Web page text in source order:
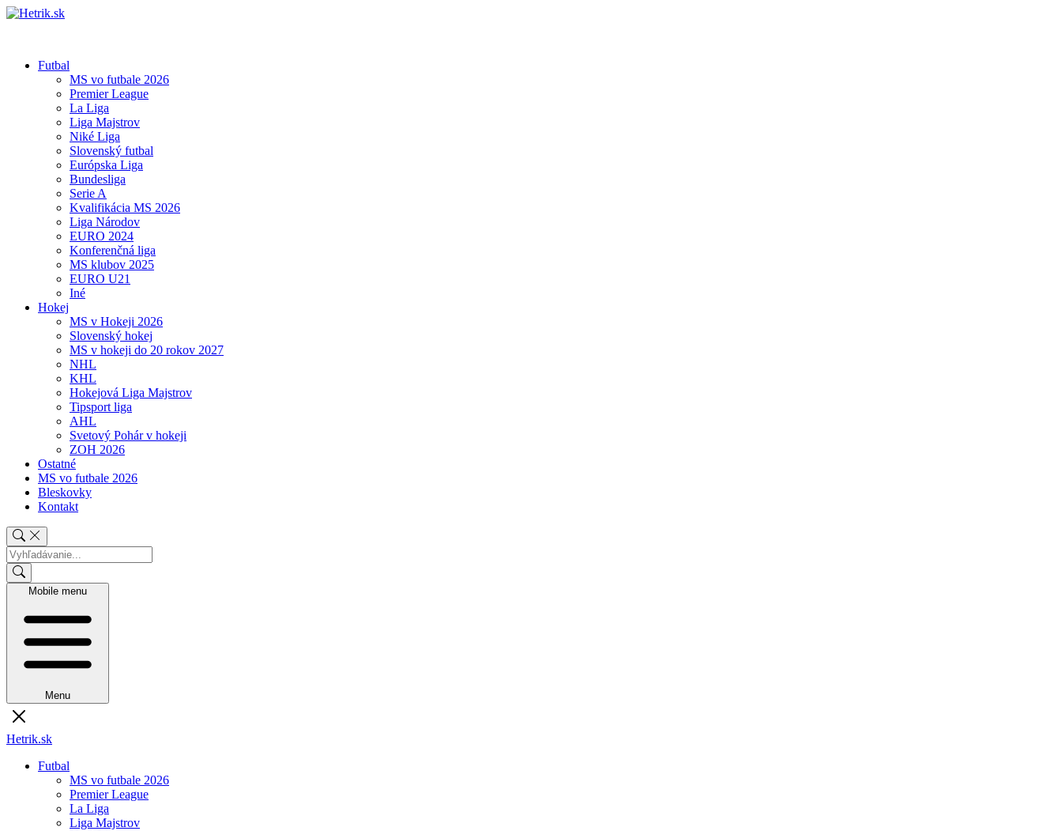
Futbal
MS vo futbale 2026
Premier League
La Liga
Liga Majstrov
Niké Liga
Slovenský futbal
Európska Liga
Bundesliga
Serie A
Kvalifikácia MS 2026
Liga Národov
EURO 2024
Konferenčná liga
MS klubov 2025
EURO U21
Iné
Hokej
MS v Hokeji 2026
Slovenský hokej
MS v hokeji do 20 rokov 2027
NHL
KHL
Hokejová Liga Majstrov
Tipsport liga
AHL
Svetový Pohár v hokeji
ZOH 2026
Ostatné
MS vo futbale 2026
Bleskovky
Kontakt
Mobile menu
Menu
Hetrik.sk
Futbal
MS vo futbale 2026
Premier League
La Liga
Liga Majstrov